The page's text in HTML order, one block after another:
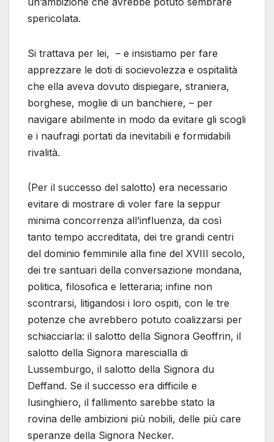
spericolata.
Si trattava per lei, – e insistiamo per fare
apprezzare le doti di socievolezza e ospitalità
che ella aveva dovuto dispiegare, straniera,
borghese, moglie di un banchiere, – per
navigare abilmente in modo da evitare gli scogli
​​e i naufragi portati da inevitabili e formidabili
rivalità.
(Per il successo del salotto) era necessario
evitare di mostrare di voler fare la seppur
minima concorrenza all’influenza, da così
tanto tempo accreditata, dei tre grandi centri
del dominio femminile alla fine del XVIII secolo,
dei tre santuari della conversazione mondana,
politica, filosofica e letteraria; infine non
scontrarsi, litigandosi i loro ospiti, con le tre
potenze che avrebbero potuto coalizzarsi per
schiacciarla: il salotto della Signora Geoffrin, il
salotto della Signora marescialla di
Lussemburgo, il salotto della Signora du
Deffand. Se il successo era difficile e
lusinghiero, il fallimento sarebbe stato la
rovina delle ambizioni più nobili, delle più care
speranze della Signora Necker.